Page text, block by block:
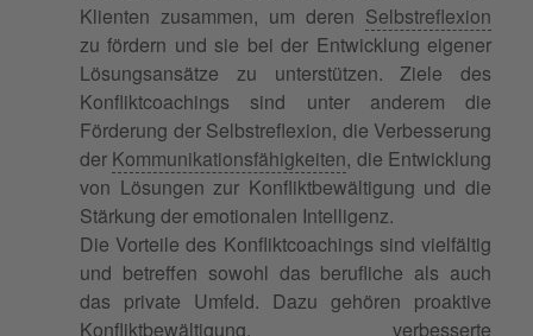
Klienten zusammen, um deren Selbstreflexion
zu fördern und sie bei der Entwicklung eigener
Lösungsansätze zu unterstützen. Ziele des
Konfliktcoachings sind unter anderem die
Förderung der Selbstreflexion, die Verbesserung
der Kommunikationsfähigkeiten, die Entwicklung
von Lösungen zur Konfliktbewältigung und die
Stärkung der emotionalen Intelligenz.
Die Vorteile des Konfliktcoachings sind vielfältig
und betreffen sowohl das berufliche als auch
das private Umfeld. Dazu gehören proaktive
Konfliktbewältigung, verbesserte